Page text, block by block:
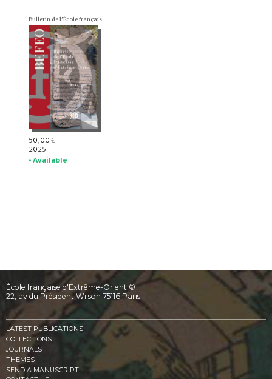
Bulletin de l'École française d'Extrême-Orient (BEFEO)
50,00 €
2025
• Available
École française d'Extrême-Orient ©
22, av du Président Wilson 75116 Paris
LATEST PUBLICATIONS
COLLECTIONS
JOURNALS
THEMES
SEND A MANUSCRIPT